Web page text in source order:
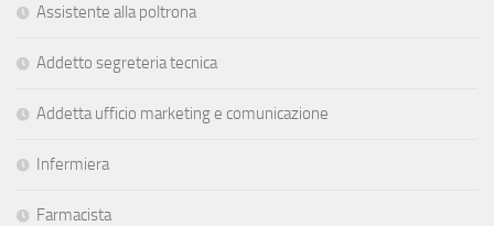
Assistente alla poltrona
Addetto segreteria tecnica
Addetta ufficio marketing e comunicazione
Infermiera
Farmacista